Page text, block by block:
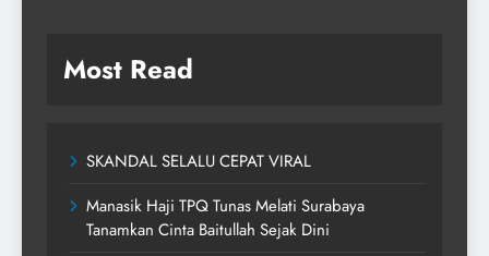
Most Read
SKANDAL SELALU CEPAT VIRAL
Manasik Haji TPQ Tunas Melati Surabaya
Tanamkan Cinta Baitullah Sejak Dini